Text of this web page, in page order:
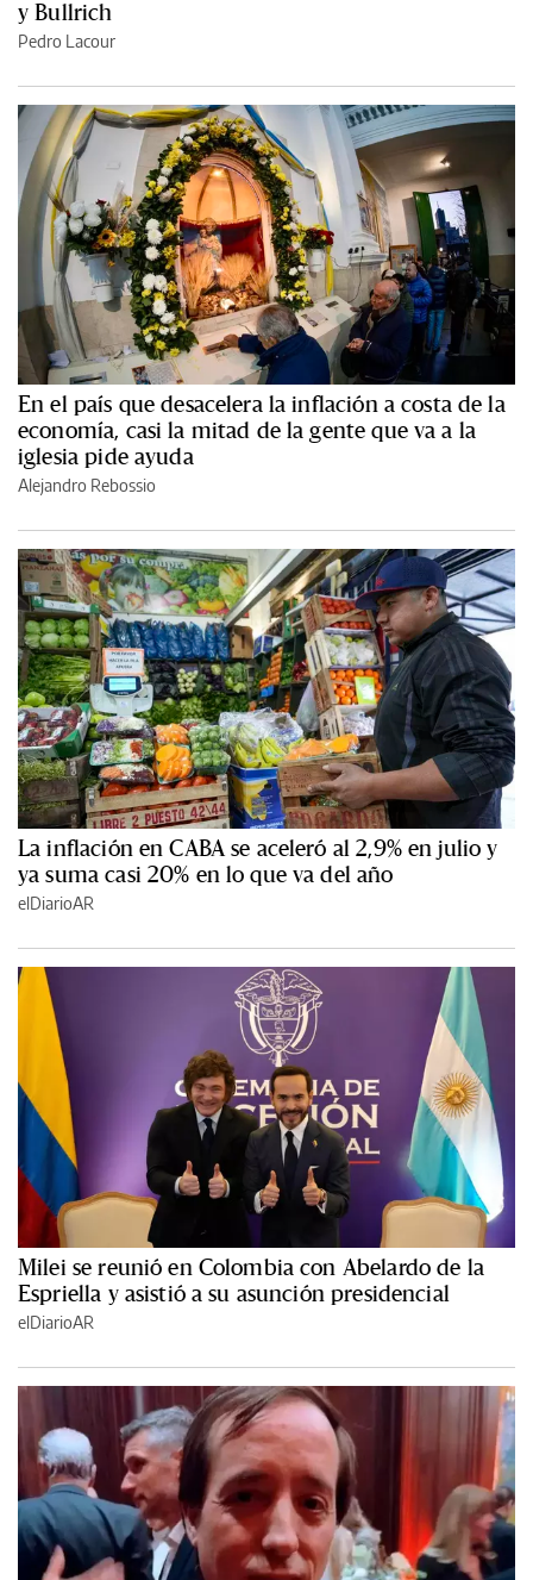
y Bullrich
Pedro Lacour
En el país que desacelera la inflación a costa de la
economía, casi la mitad de la gente que va a la
iglesia pide ayuda
Alejandro Rebossio
La inflación en CABA se aceleró al 2,9% en julio y
ya suma casi 20% en lo que va del año
elDiarioAR
Milei se reunió en Colombia con Abelardo de la
Espriella y asistió a su asunción presidencial
elDiarioAR